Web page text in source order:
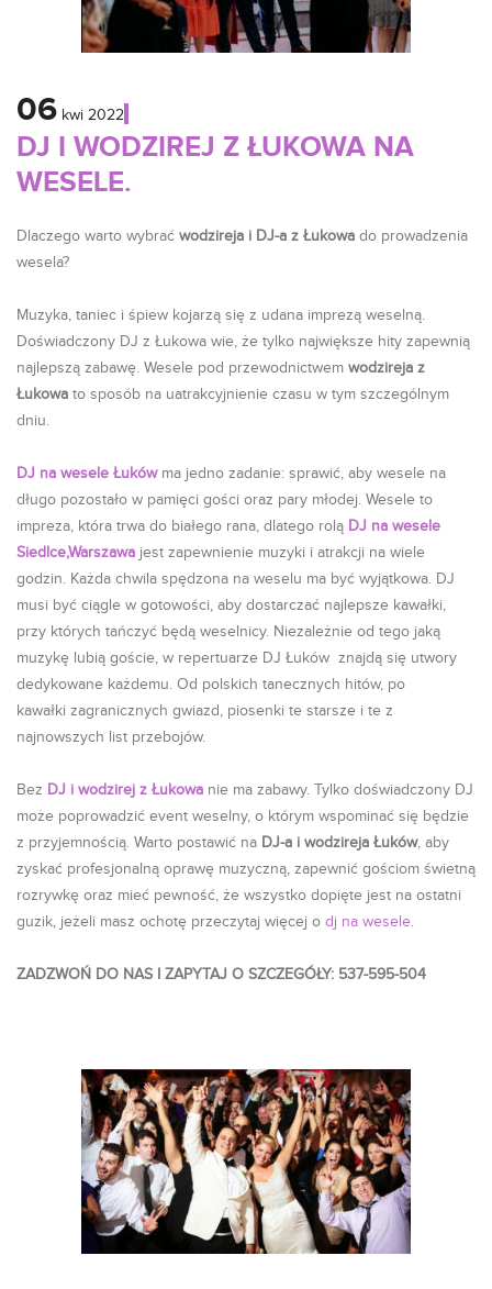
06 kwi 2022
DJ I WODZIREJ Z ŁUKOWA NA
WESELE.
Dlaczego warto wybrać wodzireja i DJ-a z Łukowa do prowadzenia
wesela?
Muzyka, taniec i śpiew kojarzą się z udana imprezą weselną.
Doświadczony DJ z Łukowa wie, że tylko największe hity zapewnią
najlepszą zabawę. Wesele pod przewodnictwem wodzireja z
Łukowa to sposób na uatrakcyjnienie czasu w tym szczególnym
dniu.
DJ na wesele Łukówma jedno zadanie: sprawić, aby wesele na
długo pozostało w pamięci gości oraz pary młodej. Wesele to
impreza, która trwa do białego rana, dlatego rolą DJ na wesele
Siedlce,Warszawa jest zapewnienie muzyki i atrakcji na wiele
godzin. Każda chwila spędzona na weselu ma być wyjątkowa. DJ
musi być ciągle w gotowości, aby dostarczać najlepsze kawałki,
przy których tańczyć będą weselnicy. Niezależnie od tego jaką
muzykę lubią goście, w repertuarze DJ Łuków znajdą się utwory
dedykowane każdemu. Od polskich tanecznych hitów, po
kawałki zagranicznych gwiazd, piosenki te starsze i te z
najnowszych list przebojów.
Bez DJ i wodzirej z Łukowa nie ma zabawy. Tylko doświadczony DJ
może poprowadzić event weselny, o którym wspominać się będzie
z przyjemnością. Warto postawić na DJ-a i wodzireja Łuków, aby
zyskać profesjonalną oprawę muzyczną, zapewnić gościom świetną
rozrywkę oraz mieć pewność, że wszystko dopięte jest na ostatni
guzik, jeżeli masz ochotę przeczytaj więcej o dj na wesele.
ZADZWOŃ DO NAS I ZAPYTAJ O SZCZEGÓŁY: 537-595-504